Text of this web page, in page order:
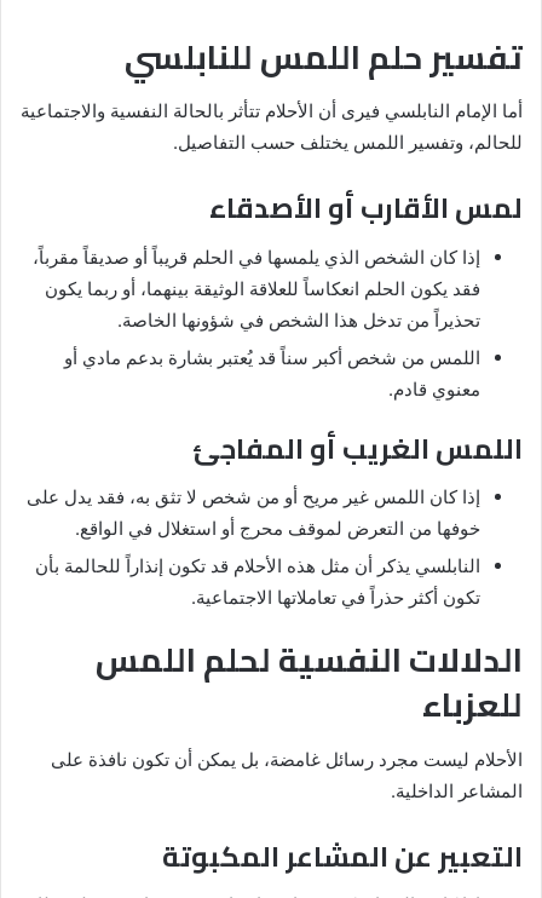
تفسير حلم اللمس للنابلسي
أما الإمام النابلسي فيرى أن الأحلام تتأثر بالحالة النفسية والاجتماعية
للحالم، وتفسير اللمس يختلف حسب التفاصيل.
لمس الأقارب أو الأصدقاء
إذا كان الشخص الذي يلمسها في الحلم قريباً أو صديقاً مقرباً،
فقد يكون الحلم انعكاساً للعلاقة الوثيقة بينهما، أو ربما يكون
تحذيراً من تدخل هذا الشخص في شؤونها الخاصة.
اللمس من شخص أكبر سناً قد يُعتبر بشارة بدعم مادي أو
معنوي قادم.
اللمس الغريب أو المفاجئ
إذا كان اللمس غير مريح أو من شخص لا تثق به، فقد يدل على
خوفها من التعرض لموقف محرج أو استغلال في الواقع.
النابلسي يذكر أن مثل هذه الأحلام قد تكون إنذاراً للحالمة بأن
تكون أكثر حذراً في تعاملاتها الاجتماعية.
الدلالات النفسية لحلم اللمس
للعزباء
الأحلام ليست مجرد رسائل غامضة، بل يمكن أن تكون نافذة على
المشاعر الداخلية.
التعبير عن المشاعر المكبوتة